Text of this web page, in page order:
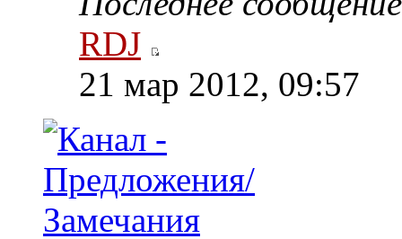
RDJ
21 мар 2012, 09:57